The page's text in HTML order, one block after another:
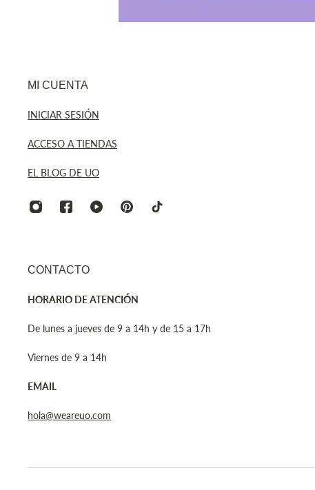
MI CUENTA
INICIAR SESIÓN
ACCESO A TIENDAS
EL BLOG DE UO
CONTACTO
HORARIO DE ATENCIÓN
De lunes a jueves de 9 a 14h y de 15 a 17h
Viernes de 9 a 14h
EMAIL
hola@weareuo.com